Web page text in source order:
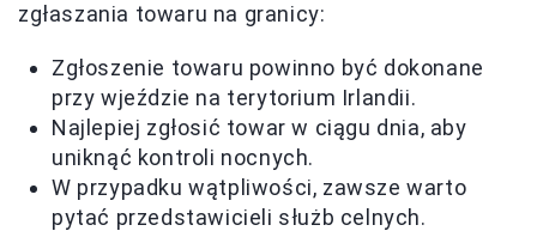
zgłaszania towaru na granicy:
Zgłoszenie towaru powinno być dokonane
przy wjeździe na terytorium Irlandii.
Najlepiej zgłosić towar w ciągu dnia, aby
uniknąć kontroli nocnych.
W przypadku wątpliwości, zawsze warto
pytać przedstawicieli służb celnych.